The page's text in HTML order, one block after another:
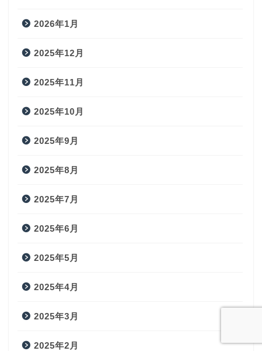
2026年1月
2025年12月
2025年11月
2025年10月
2025年9月
2025年8月
2025年7月
2025年6月
2025年5月
2025年4月
2025年3月
2025年2月